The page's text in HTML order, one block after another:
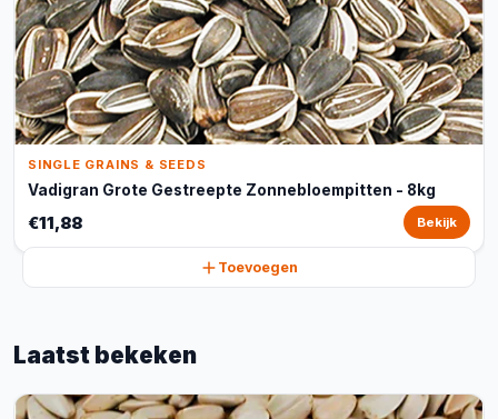
SINGLE GRAINS & SEEDS
Vadigran Grote Gestreepte Zonnebloempitten - 8kg
€11,88 Bekijk
Toevoegen
Laatst bekeken